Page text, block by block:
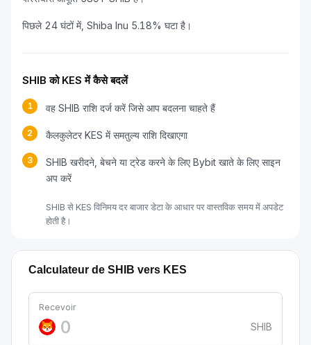
पिछले 24 घंटों में, Shiba Inu 5.18% घटा है।
SHIB को KES में कैसे बदलें
1 वह SHIB राशि दर्ज करें जिसे आप बदलना चाहते हैं
2 कैलकुलेटर KES में समतुल्य राशि दिखाएगा
3
SHIB खरीदने, बेचने या ट्रेड करने के लिए Bybit खाते के लिए साइन
अप करें
SHIB से KES विनिमय दर बाजार डेटा के आधार पर वास्तविक समय में अपडेट
होती है।
Calculateur de SHIB vers KES
Recevoir
SHIB